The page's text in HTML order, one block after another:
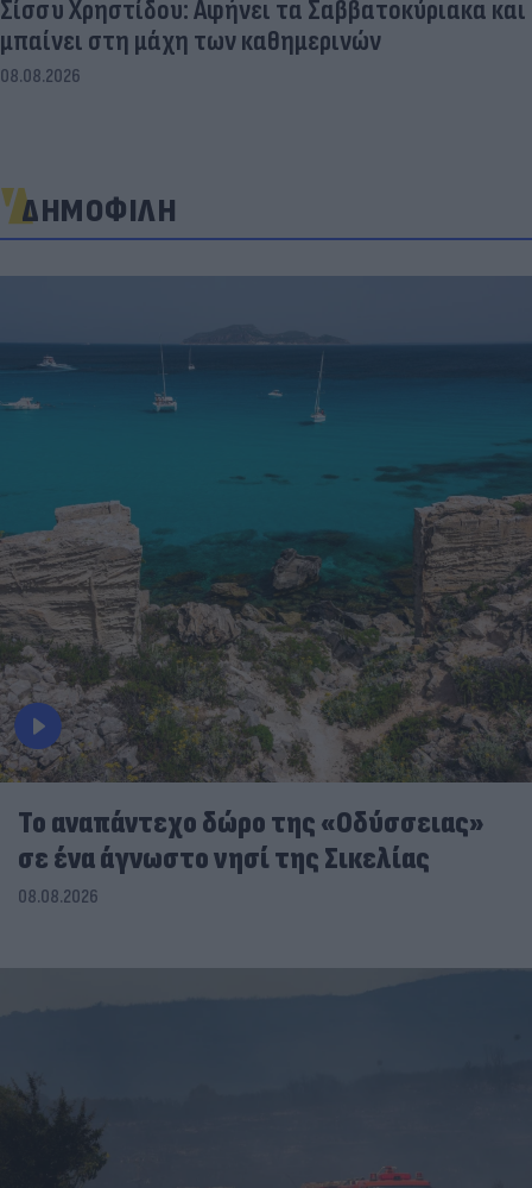
Σίσσυ Χρηστίδου: Αφήνει τα Σαββατοκύριακα και
μπαίνει στη μάχη των καθημερινών
08.08.2026
ΔΗΜΟΦΙΛΗ
To αναπάντεχο δώρο της «Οδύσσειας»
σε ένα άγνωστο νησί της Σικελίας
08.08.2026